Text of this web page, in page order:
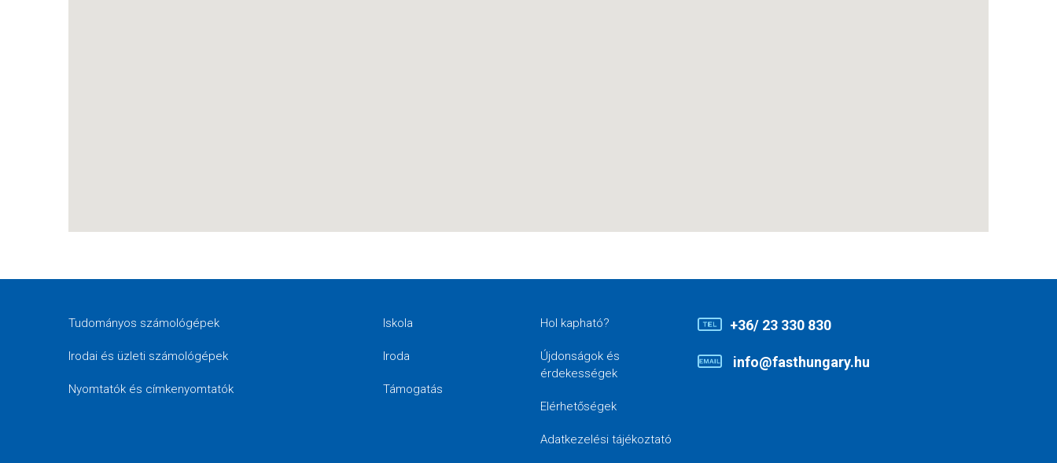
Tudományos számológépek
Irodai és üzleti számológépek
Nyomtatók és címkenyomtatók
Iskola
Iroda
Támogatás
Hol kapható?
Újdonságok és
érdekességek
Elérhetőségek
Adatkezelési tájékoztató
+36/ 23 330 830
info@fasthungary.hu